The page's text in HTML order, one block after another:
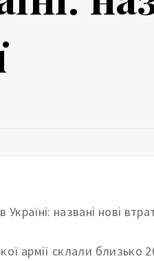
армії склали близько